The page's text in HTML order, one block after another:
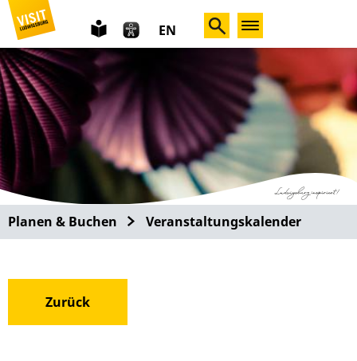
leichte
Sprache
EN
Planen & Buchen Veranstaltungskalender
Zurück